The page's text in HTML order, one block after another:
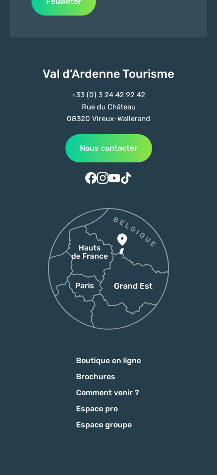
Val d’Ardenne Tourisme
+33 (0) 3 24 42 92 42
Rue du Château
08320 Vireux-Wallerand
Nous contacter
Suivez-nous sur Facebook
Suivez-nous sur Instagram
Suivez-nous sur Youtube
Suivez-nous sur Tiktok
Boutique en ligne
Brochures
Comment venir ?
Espace pro
Espace groupe